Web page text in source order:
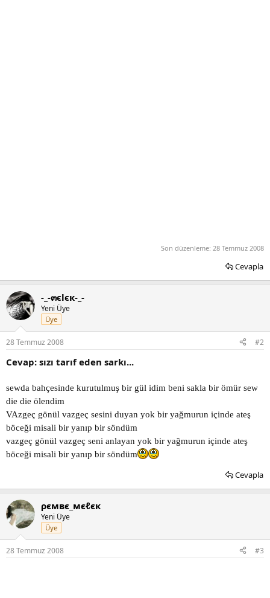
Son düzenleme: 28 Temmuz 2008
Cevapla
-_-๓єlєк-_-
Yeni Üye
Üye
28 Temmuz 2008 #2
Cevap: sızı tarıf eden sarkı...
sewda bahçesinde kurutulmuş bir gül idim beni sakla bir ömür sew
die die ölendim
VAzgeç gönül vazgeç sesini duyan yok bir yağmurun içinde ateş
böceği misali bir yanıp bir söndüm
vazgeç gönül vazgeç seni anlayan yok bir yağmurun içinde ateş
böceği misali bir yanıp bir söndüm
Cevapla
ρємвє_мєℓєк
Yeni Üye
Üye
28 Temmuz 2008 #3